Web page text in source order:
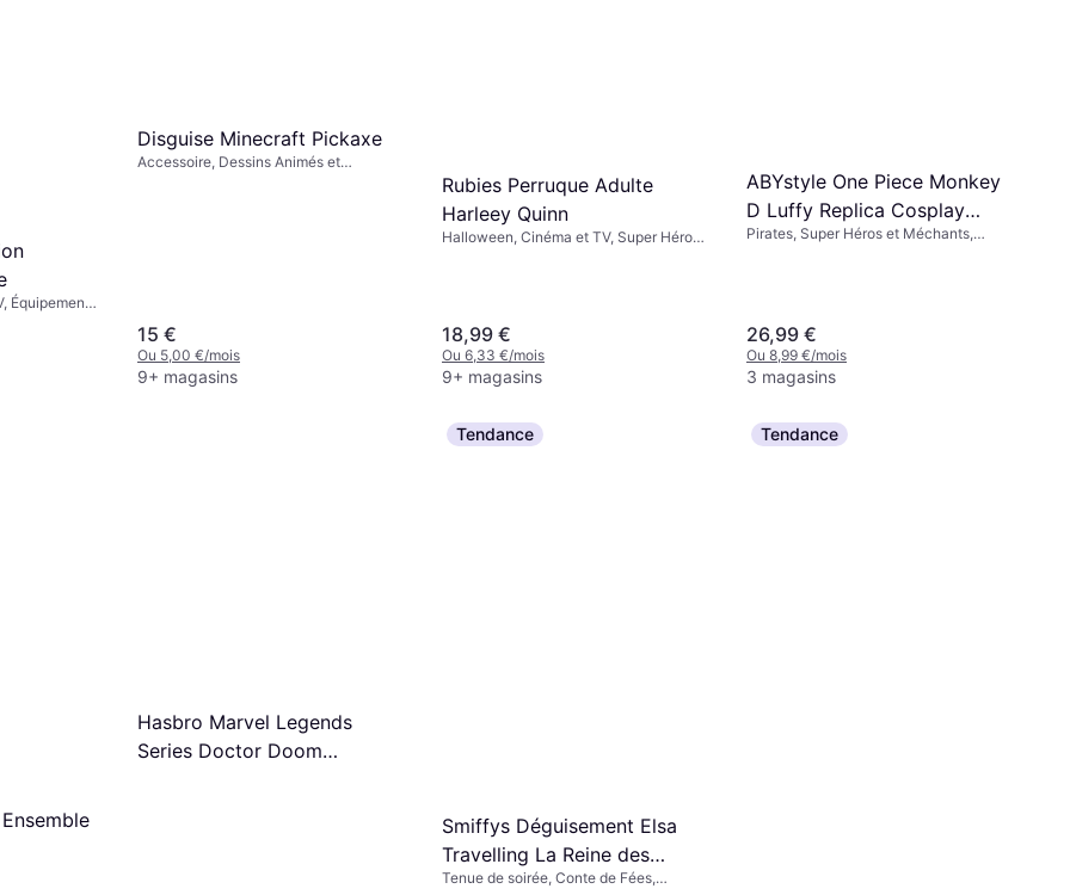
Équipement,
Disguise Minecraft Pickaxe
Accessoire, Dessins Animés et
15 €
Ou 5,00 €/mois
9+ magasins
Rubies Perruque Adulte
Harleey Quinn
Halloween, Cinéma et TV, Super Héros
18,99 €
Ou 6,33 €/mois
9+ magasins
ABYstyle One Piece Monkey
D Luffy Replica Cosplay
Straw Hat
Pirates, Super Héros et Méchants,
26,99 €
Ou 8,99 €/mois
3 magasins
Hasbro Marvel Legends
Series Doctor Doom
Tendance
Smiffys Déguisement Elsa
Travelling La Reine des
Neiges II
Tenue de soirée, Conte de Fées,
Tendance